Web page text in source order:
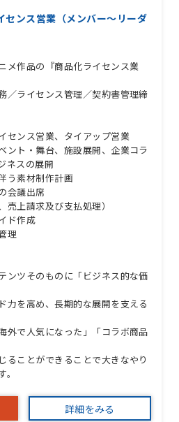
センス営業（メンバー～リーダ
メ作品の『商品化ライセンス業
／ライセンス管理／契約書管理締
センス営業、タイアップ営業
ント・舞台、施設展開、企業コラ
ネスの展開
う素材制作計画
会議出席
売上請求及び支払処理）
ド作成
理
ンツそのものに「ビジネス的な価
力を高め、長期的な展開を支える
外で人気になった」「コラボ商品
ることができることで大きなやり
詳細をみる